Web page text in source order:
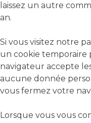
laissez un autre
an.
Si vous visitez notre
un cookie temporaire
navigateur accepte
aucune donnée
vous fermez votre
Lorsque vous vous